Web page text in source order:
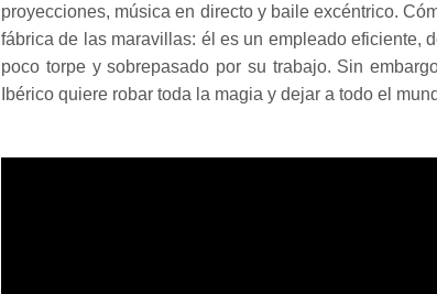
proyecciones, música en directo y baile excéntrico.
fábrica de las maravillas: él es un empleado eficiente,
poco torpe y sobrepasado por su trabajo. Sin
Ibérico quiere robar toda la magia y dejar a todo el